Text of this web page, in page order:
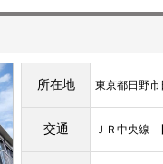
所在地 東京都日野市
交通 ＪＲ中央線